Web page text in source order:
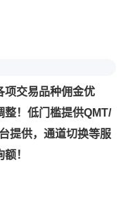
项交易品种佣金优
整！低门槛提供QMT/
提供，通道切换等服
！